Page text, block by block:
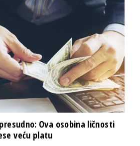
Ova osobina ličnosti
veću platu